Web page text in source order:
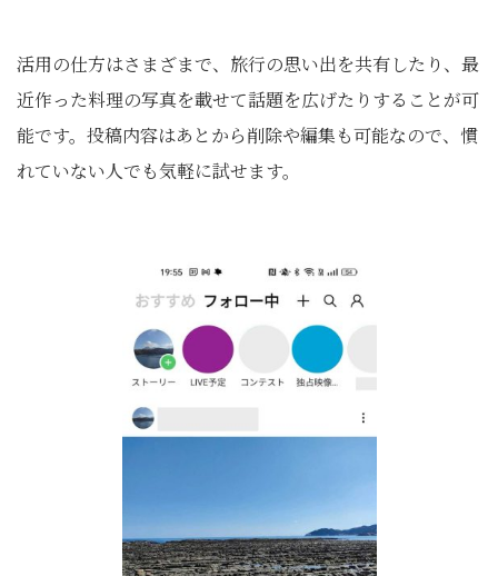
活用の仕方はさまざまで、旅行の思い出を共有したり、最
近作った料理の写真を載せて話題を広げたりすることが可
能です。投稿内容はあとから削除や編集も可能なので、慣
れていない人でも気軽に試せます。